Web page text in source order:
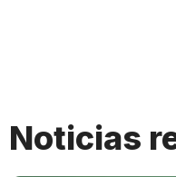
Noticias